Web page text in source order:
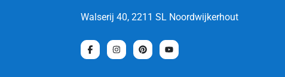
Walserij 40, 2211 SL Noordwijkerhout